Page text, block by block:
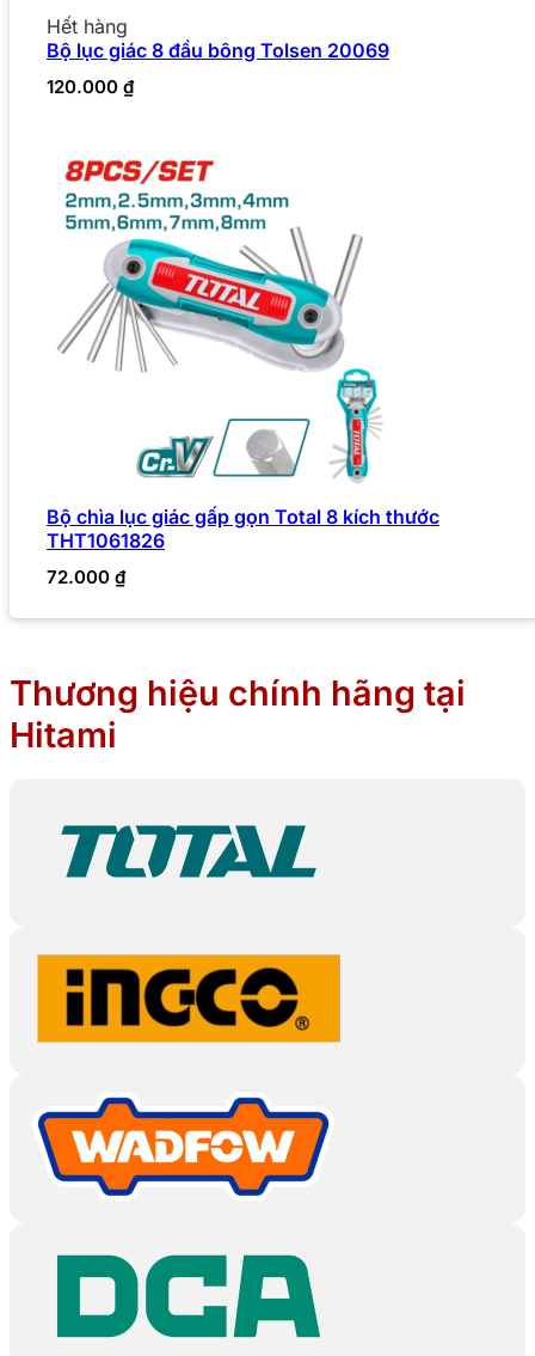
Hết hàng
Bộ lục giác 8 đầu bông Tolsen 20069
120.000 ₫
Bộ chìa lục giác gấp gọn Total 8 kích thước
THT1061826
72.000 ₫
Thương hiệu chính hãng tại
Hitami